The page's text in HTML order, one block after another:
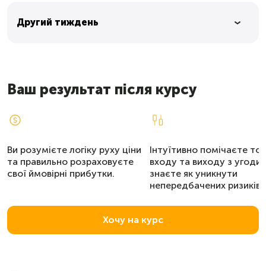
Другий тиждень
Ваш результат після курсу
Ви розумієте логіку руху ціни
та правильно розраховуєте
свої ймовірні прибутки.
Інтуїтивно помічаєте
входу та виходу з угоди,
знаєте як уникнути
непередбачених ризиків.
Хочу на курс